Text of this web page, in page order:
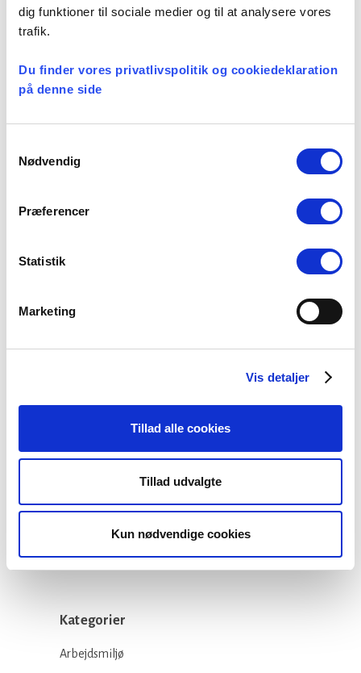
dig funktioner til sociale medier og til at analysere vores
trafik.
Du finder vores privatlivspolitik og cookiedeklaration
på denne side
Nødvendig
Præferencer
Statistik
Marketing
Vis detaljer
Tillad alle cookies
Tillad udvalgte
Kun nødvendige cookies
efterlønomkring dinpensionsordning i PFA
Et lille fald i ansøgere til
Stiftsgrænser
23 juli, 2026
Kategorier
Arbejdsmiljø